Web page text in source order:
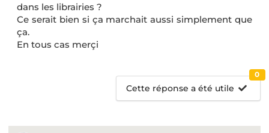
dans les librairies ?
Ce serait bien si ça marchait aussi simplement que
ça.
En tous cas merçi
Cette réponse a été utile
0